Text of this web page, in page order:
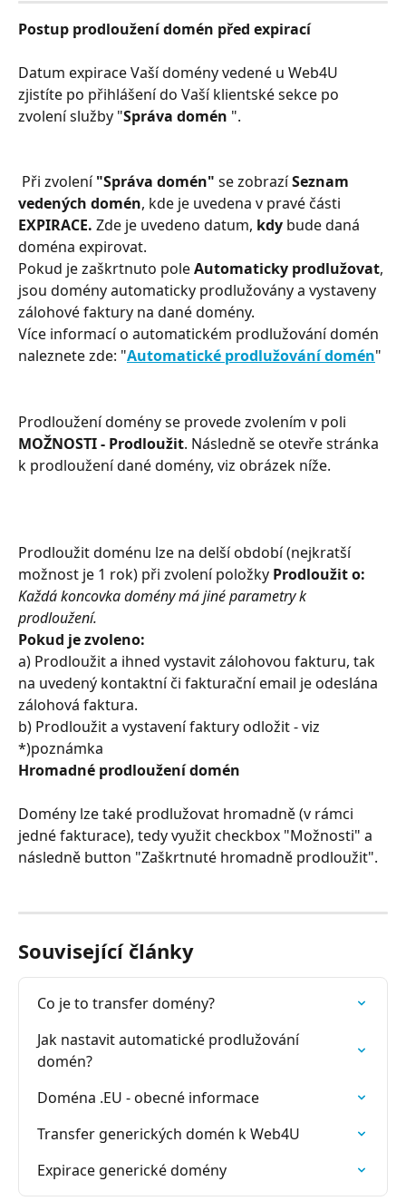
Postup prodloužení domén před expirací
Datum expirace Vaší domény vedené u Web4U
zjistíte po přihlášení do Vaší klientské sekce po
zvolení služby "Správa domén ".
Při zvolení "Správa domén" se zobrazí Seznam
vedených domén, kde je uvedena v pravé části
EXPIRACE. Zde je uvedeno datum, kdy bude daná
doména expirovat.
Pokud je zaškrtnuto pole Automaticky prodlužovat,
jsou domény automaticky prodlužovány a vystaveny
zálohové faktury na dané domény.
Více informací o automatickém prodlužování domén
naleznete zde: "Automatické prodlužování domén"
Prodloužení domény se provede zvolením v poli
MOŽNOSTI - Prodloužit. Následně se otevře stránka
k prodloužení dané domény, viz obrázek níže.
Prodloužit doménu lze na delší období (nejkratší
možnost je 1 rok) při zvolení položky Prodloužit o:
Každá koncovka domény má jiné parametry k
prodloužení.
Pokud je zvoleno:
a) Prodloužit a ihned vystavit zálohovou fakturu, tak
na uvedený kontaktní či fakturační email je odeslána
zálohová faktura.
b) Prodloužit a vystavení faktury odložit - viz
*)poznámka
Hromadné prodloužení domén
Domény lze také prodlužovat hromadně (v rámci
jedné fakturace), tedy využit checkbox "Možnosti" a
následně button "Zaškrtnuté hromadně prodloužit".
Související články
Co je to transfer domény?
Jak nastavit automatické prodlužování
domén?
Doména .EU - obecné informace
Transfer generických domén k Web4U
Expirace generické domény